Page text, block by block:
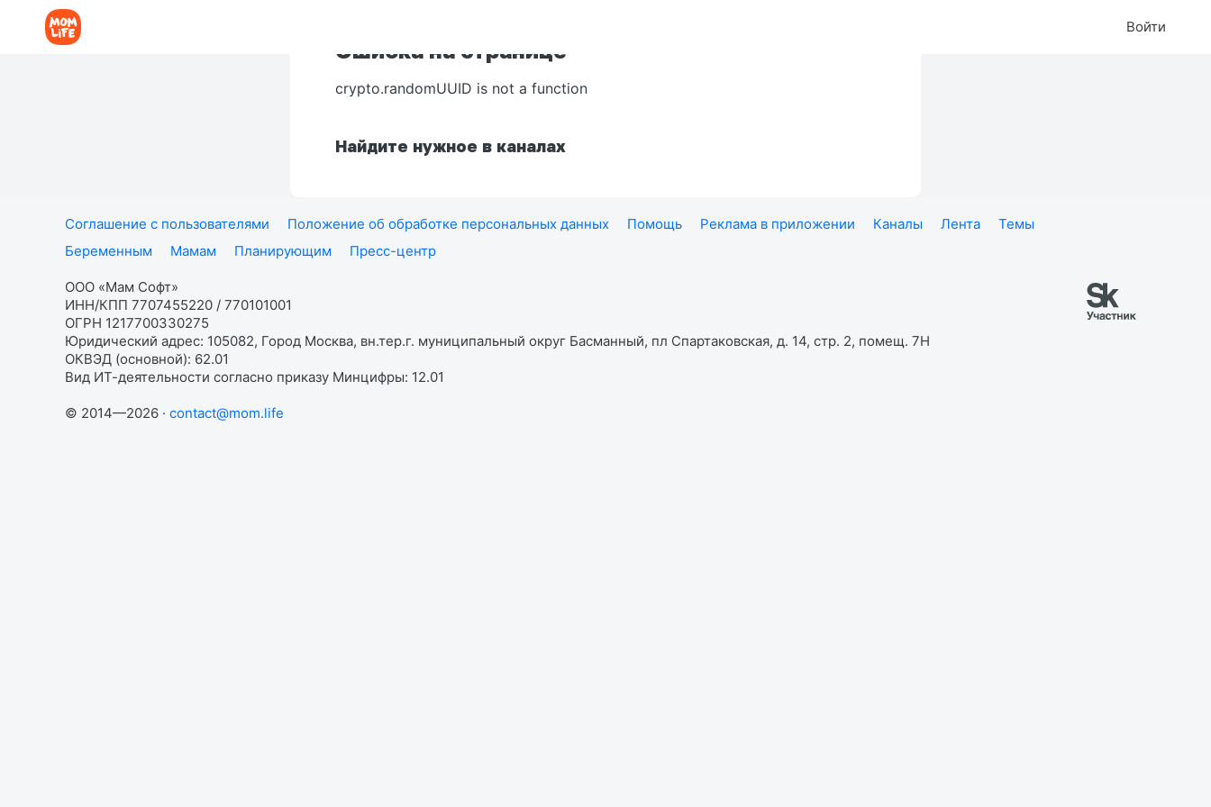
Войти
Ошибка на странице
crypto.randomUUID is not a function
Найдите нужное в каналах
Соглашение с пользователями Положение об обработке персональных данных Помощь Реклама в приложении Каналы Лента
Темы
Беременным
Мамам Планирующим Пресс-центр
ООО «Мам Софт»
ИНН/КПП 7707455220 / 770101001
ОГРН 1217700330275
Юридический адрес: 105082, Город Москва, вн.тер.г. муниципальный округ Басманный, пл Спартаковская, д. 14, стр. 2, помещ. 7Н
ОКВЭД (основной): 62.01
Вид ИТ-деятельности согласно приказу Минцифры: 12.01
© 2014—2026 · contact@mom.life